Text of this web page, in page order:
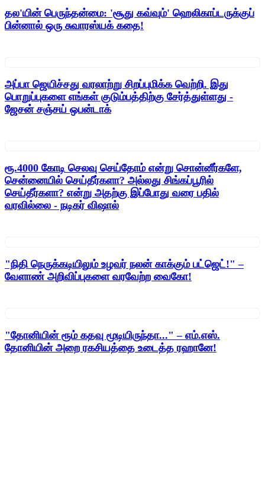
தல'யின் பெருந்தன்மை: 'சூது கவ்வும்' ஹெலிகாப்டருக்குப்
பின்னால் ஒரு சுவாரஸ்யக் கதை!
அப்பா ஜெயிச்சது வரலாற்று சிறப்புமிக்க வெற்றி. இது
பொறுப்புகளை எங்கள் குடும்பத்திற்கு சேர்த்துள்ளது -
ஜேசன் சஞ்சய் ஒபன்டாக்
ரூ.4000 கோடி செலவு செய்தோம் என்று சொன்னீர்களே,
சென்னையில் செய்தீர்களா? அல்லது சிங்கப்பூரில்
செய்தீர்களா? என்று அதற்கு இப்போது வரை பதில்
வரவில்லை - நடிகர் விஷால்
"நிதி நெருக்கடியிலும் உழவர் நலன் காக்கும் பட்ஜெட்!" –
வேளாண் அறிவிப்புகளை வரவேற்ற வைகோ!
"தோனியின் ரூம் கதவு மூடியிருந்தா..." – எம்.எஸ்.
தோனியின் அறை ரகசியத்தை உடைத்த ரஹானே!